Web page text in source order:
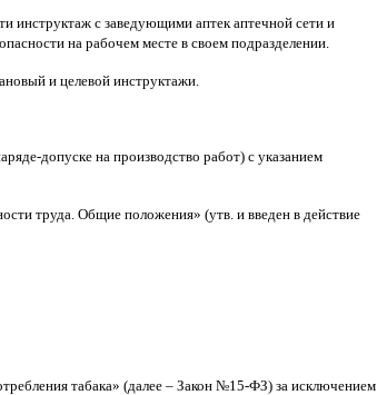
инструктаж с заведующими аптек аптечной сети и
на рабочем месте в своем подразделении.
и целевой инструктажи.
допуске на производство работ) с указанием
труда. Общие положения» (утв. и введен в действие
табака» (далее – Закон №15-ФЗ) за исключением